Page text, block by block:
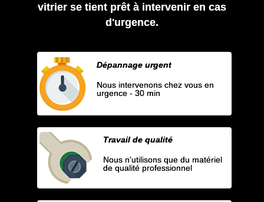
vitrier se tient prêt à intervenir en cas
d'urgence.
Dépannage urgent
Nous intervenons chez vous en
urgence - 30 min
Travail de qualité
Nous n'utilisons que du matériel
de qualité professionnel